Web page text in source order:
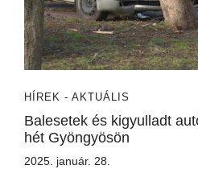
HÍREK - AKTUÁLIS
Balesetek és kigyulladt
hét Gyöngyösön
2025. január. 28.